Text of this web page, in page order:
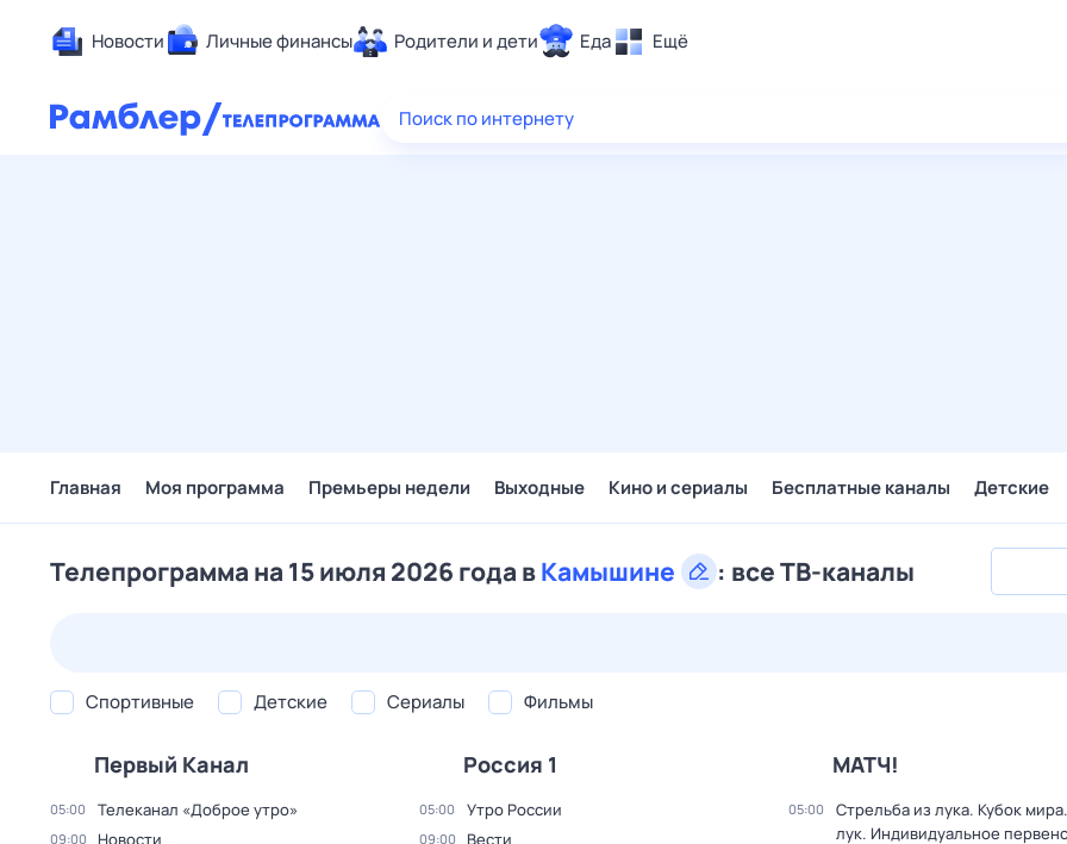
Новости Личные финансы Родители и дети Еда Ещё
Здоровье
Поиск по интернету
Главная Моя программа Премьеры недели Выходные Кино и сериалы Бесплатные каналы Детские
Телепрограмма на 15 июля 2026 года вКамышине : все ТВ-каналы
Спортивные Детские Сериалы Фильмы
Первый Канал
05:00 Телеканал «Доброе утро»
09:00 Новости
Россия 1
05:00 Утро России
09:00 Вести
МАТЧ!
05:00
Стрельба из лука. Кубок
лук. Индивидуальное